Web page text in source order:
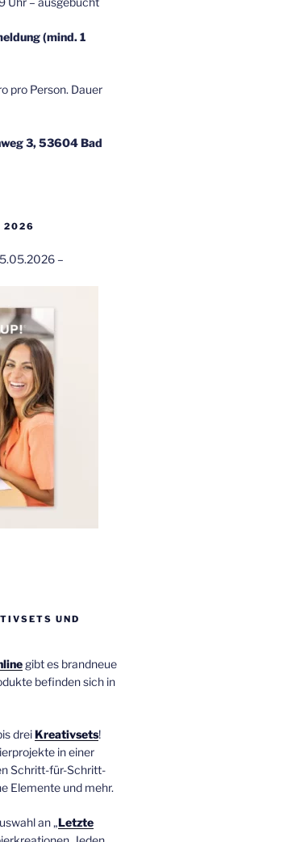
(mind. 1
pro Person. Dauer
3, 53604 Bad
2026
–
UND
gibt es brandneue
befinden sich in
drei Kreativsets!
in einer
Schritt-für-Schritt-
Elemente und mehr.
an „Letzte